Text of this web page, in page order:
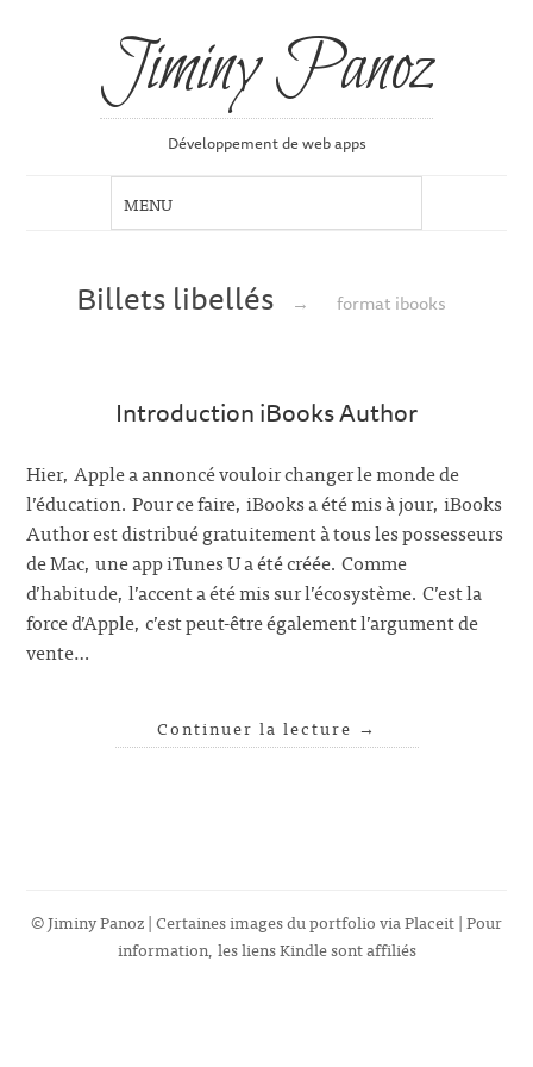
Jiminy Panoz
Développement de web apps
Billets libellés → format ibooks
Introduction iBooks Author
Hier, Apple a annoncé vouloir changer le monde de
l’éducation. Pour ce faire, iBooks a été mis à jour, iBooks
Author est distribué gratuitement à tous les possesseurs
de Mac, une app iTunes U a été créée. Comme
d’habitude, l’accent a été mis sur l’écosystème. C’est la
force d’Apple, c’est peut-être également l’argument de
vente…
Continuer la lecture →
© Jiminy Panoz | Certaines images du portfolio viaPlaceit| Pour
information, les liens Kindle sont affiliés